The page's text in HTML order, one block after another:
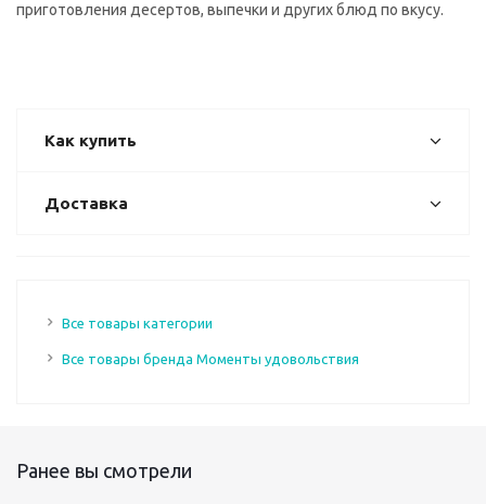
приготовления десертов, выпечки и других блюд по вкусу.
Как купить
Доставка
Все товары категории
Все товары бренда Моменты удовольствия
Ранее вы смотрели